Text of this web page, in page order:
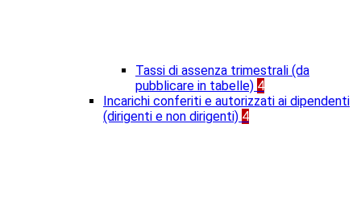
Tassi di assenza trimestrali (da
pubblicare in tabelle) 4
Incarichi conferiti e autorizzati ai dipendenti
(dirigenti e non dirigenti) 4